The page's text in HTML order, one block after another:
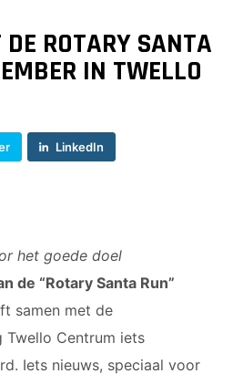
worden
Contact
ROTARY SANTA
IN TWELLO
LinkedIn
het goede doel
de “Rotary Santa Run”
samen met de
Twello Centrum iets
Iets nieuws, speciaal voor